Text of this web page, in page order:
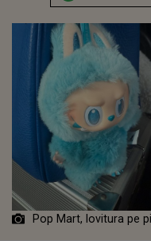
Pop Mart, lovitura pe